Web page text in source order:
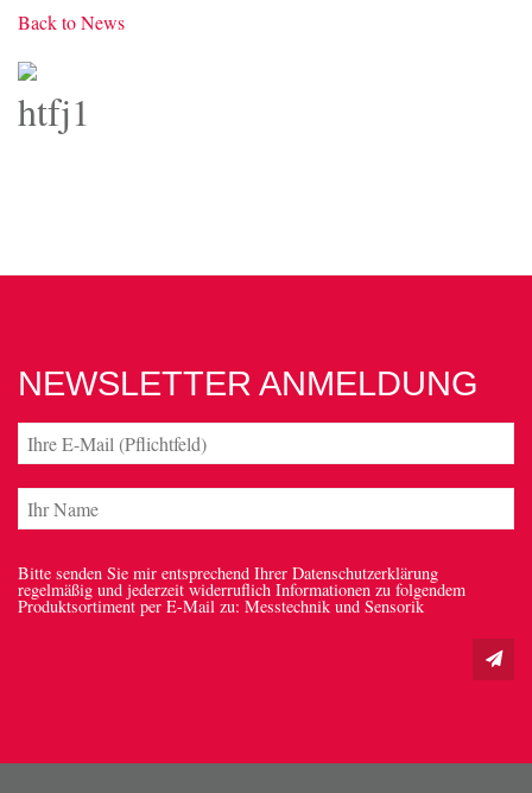
Back to News
htfj1
NEWSLETTER ANMELDUNG
Bitte senden Sie mir entsprechend Ihrer Datenschutzerklärung
regelmäßig und jederzeit widerruflich Informationen zu folgendem
Produktsortiment per E-Mail zu: Messtechnik und Sensorik